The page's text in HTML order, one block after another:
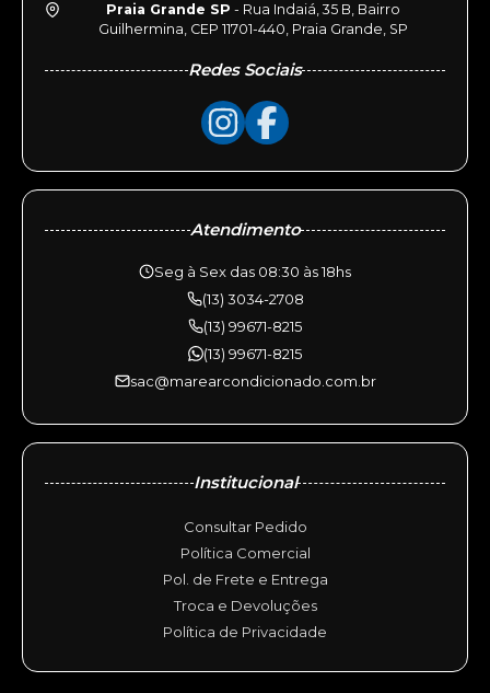
Praia Grande SP - Rua Indaiá, 35 B, Bairro
Guilhermina, CEP 11701-440, Praia Grande, SP
Redes Sociais
Atendimento
Seg à Sex das 08:30 às 18hs
(13) 3034-2708
(13) 99671-8215
(13) 99671-8215
sac@marearcondicionado.com.br
Institucional
Consultar Pedido
Política Comercial
Pol. de Frete e Entrega
Troca e Devoluções
Política de Privacidade